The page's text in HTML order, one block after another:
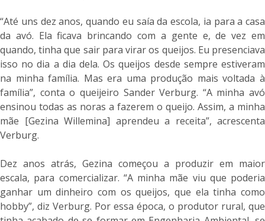
“Até uns dez anos, quando eu saía da escola, ia para a casa
da avó. Ela ficava brincando com a gente e, de vez em
quando, tinha que sair para virar os queijos. Eu presenciava
isso no dia a dia dela. Os queijos desde sempre estiveram
na minha família. Mas era uma produção mais voltada à
família”, conta o queijeiro Sander Verburg. “A minha avó
ensinou todas as noras a fazerem o queijo. Assim, a minha
mãe [Gezina Willemina] aprendeu a receita”, acrescenta
Verburg.
Dez anos atrás, Gezina começou a produzir em maior
escala, para comercializar. “A minha mãe viu que poderia
ganhar um dinheiro com os queijos, que ela tinha como
hobby”, diz Verburg. Por essa época, o produtor rural, que